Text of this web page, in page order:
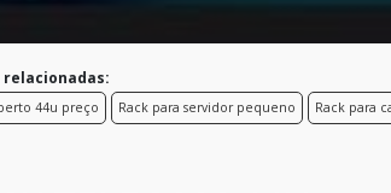
relacionadas:
44u preço Rack para servidor pequeno Rack para